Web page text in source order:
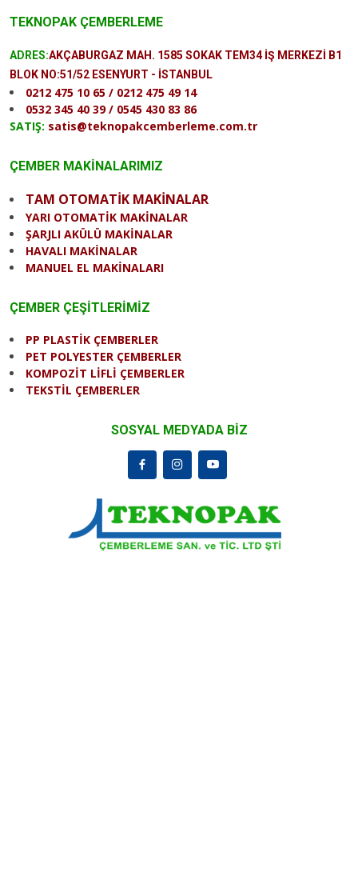
TEKNOPAK ÇEMBERLEME
ADRES:AKÇABURGAZ MAH. 1585 SOKAK TEM34 İŞ MERKEZİ B1
BLOK NO:51/52 ESENYURT - İSTANBUL
0212 475 10 65 / 0212 475 49 14
0532 345 40 39 / 0545 430 83 86
SATIŞ: satis@teknopakcemberleme.com.tr
ÇEMBER MAKİNALARIMIZ
TAM OTOMATİK MAKİNALAR
YARI OTOMATİK MAKİNALAR
ŞARJLI AKÜLÜ MAKİNALAR
HAVALI MAKİNALAR
MANUEL EL MAKİNALARI
ÇEMBER ÇEŞİTLERİMİZ
PP PLASTİK ÇEMBERLER
PET POLYESTER ÇEMBERLER
KOMPOZİT LİFLİ ÇEMBERLER
TEKSTİL ÇEMBERLER
SOSYAL MEDYADA BİZ